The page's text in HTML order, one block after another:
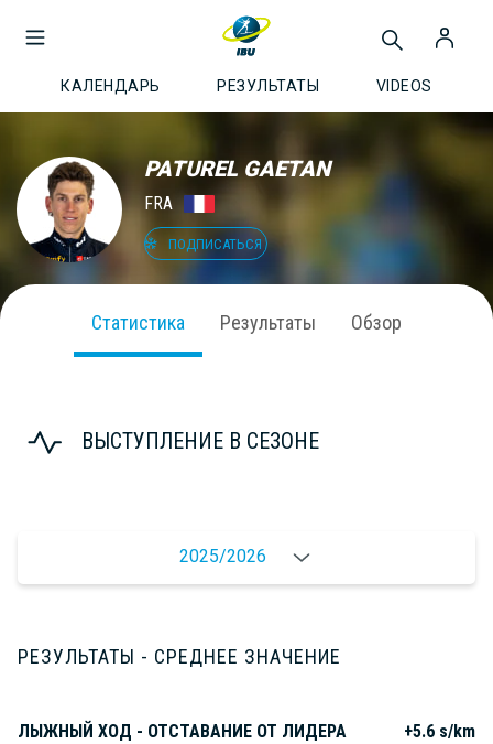
КАЛЕНДАРЬ РЕЗУЛЬТАТЫ VIDEOS
PATUREL GAETAN
FRA
ПОДПИСАТЬСЯ
Статистика Результаты Обзор
ВЫСТУПЛЕНИЕ В СЕЗОНЕ
2025/2026
РЕЗУЛЬТАТЫ - СРЕДНЕЕ ЗНАЧЕНИЕ
ЛЫЖНЫЙ ХОД - ОТСТАВАНИЕ ОТ ЛИДЕРА +5.6 s/km